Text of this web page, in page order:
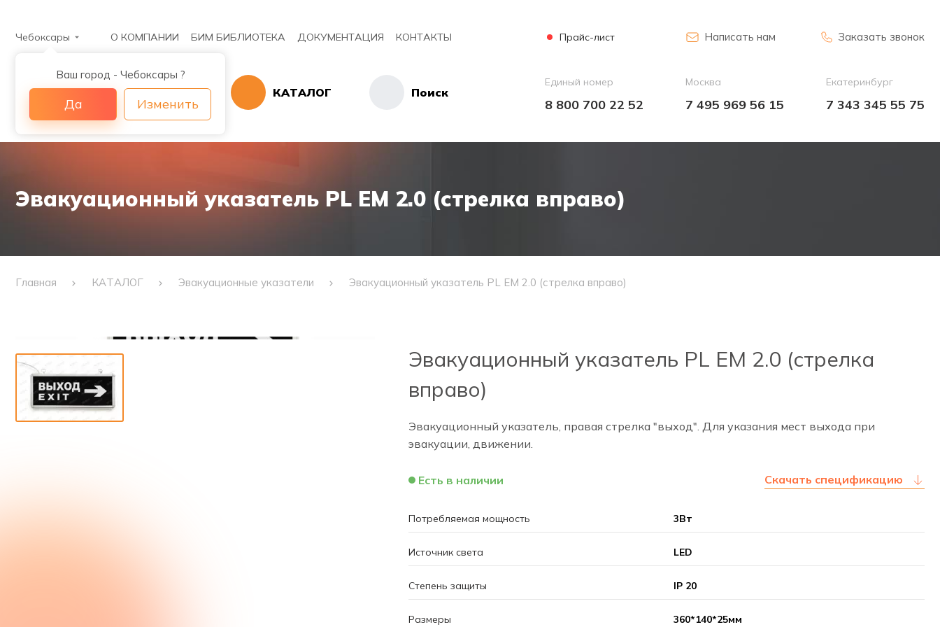
Чебоксары
Ваш город - Чебоксары ?
Да Изменить
О КОМПАНИИ БИМ БИБЛИОТЕКА ДОКУМЕНТАЦИЯ КОНТАКТЫ Прайс-лист Написать нам Заказать звонок
КАТАЛОГ Поиск
Единый номер
8 800 700 22 52
Москва
7 495 969 56 15
Екатеринбург
7 343 345 55 75
Эвакуационный указатель PL EM 2.0 (стрелка вправо)
Главная КАТАЛОГ Эвакуационные указатели Эвакуационный указатель PL EM 2.0 (стрелка вправо)
Эвакуационный указатель PL EM 2.0 (стрелка
вправо)
Эвакуационный указатель, правая стрелка "выход". Для указания мест выхода при
эвакуации, движении.
Есть в наличии Скачать спецификацию
Потребляемая мощность 3Вт
Источник света LED
Степень защиты IP 20
Размеры 360*140*25мм